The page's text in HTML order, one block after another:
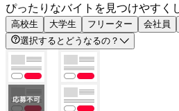
ぴったりなバイトを見つけやすく
高校生 大学生 フリーター 会社員
選択するとどうなるの？